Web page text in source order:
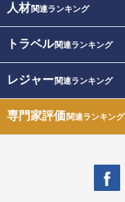
人材関連ランキング
トラベル関連ランキング
レジャー関連ランキング
専門家評価関連ランキング